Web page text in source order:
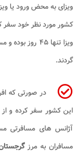
ویزای به محض ورود یا
کشور مورد نظر خود سفر
ویزا تنها ۴۵
گردند.
در صورتی که
این کشور سفر کرده و از
آژانس های مسافرتی
مسافران به مرز